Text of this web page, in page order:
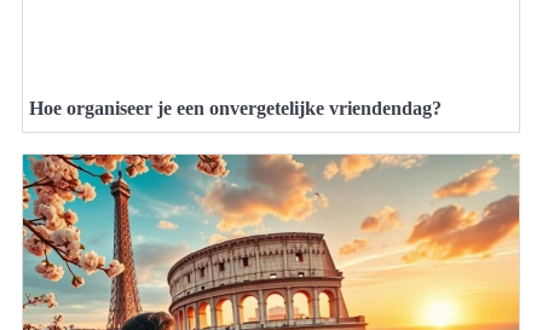
Hoe organiseer je een onvergetelijke vriendendag?